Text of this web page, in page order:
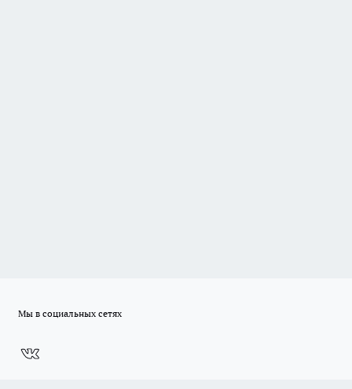
Мы в социальных сетях